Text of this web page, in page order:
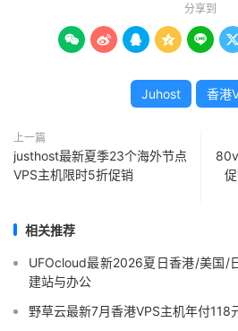
分享到
     
Juhost 香港
上一篇
justhost最新夏季23个海外节点
VPS主机限时5折促销
相关推荐
UFOcloud最新2026夏日香港/美国/
建站与办公
野草云最新7月香港VPS主机年付118